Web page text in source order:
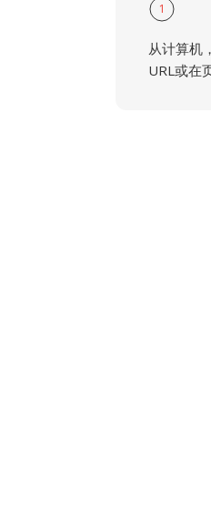
1
从计算机
URL或在